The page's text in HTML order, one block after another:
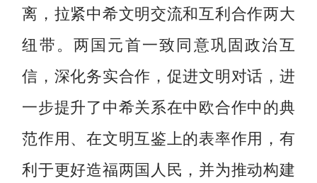
离，拉紧中希文明交流和互利合作两大
纽带。两国元首一致同意巩固政治互
信，深化务实合作，促进文明对话，进
一步提升了中希关系在中欧合作中的典
范作用、在文明互鉴上的表率作用，有
利于更好造福两国人民，并为推动构建